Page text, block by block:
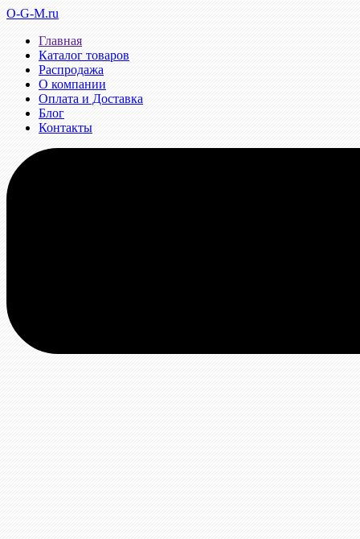
O-G-M.ru
Главная
Каталог товаров
Распродажа
О компании
Оплата и Доставка
Блог
Контакты